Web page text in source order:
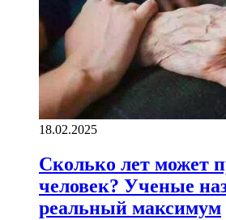
18.02.2025
Сколько лет может
человек? Ученые
реальный максимум